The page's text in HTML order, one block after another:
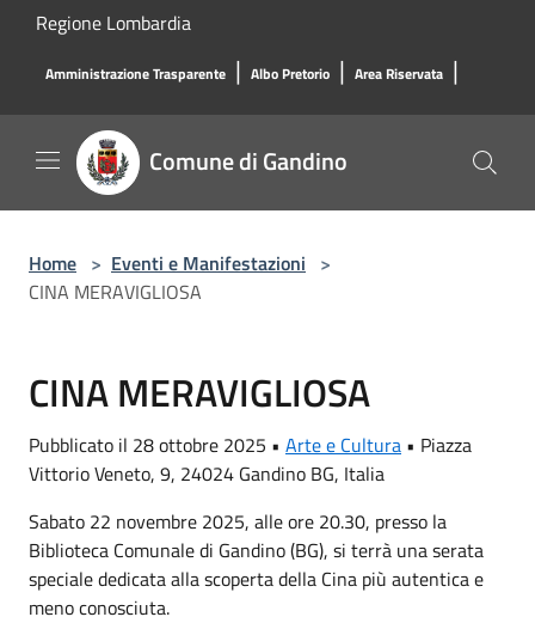
Salta al contenuto principale
Regione Lombardia
Amministrazione Trasparente | Albo Pretorio | Area Riservata |
Comune di Gandino
Home > Eventi e Manifestazioni >
CINA MERAVIGLIOSA
CINA MERAVIGLIOSA
Pubblicato il 28 ottobre 2025 • Arte e Cultura • Piazza
Vittorio Veneto, 9, 24024 Gandino BG, Italia
Sabato 22 novembre 2025, alle ore 20.30, presso la
Biblioteca Comunale di Gandino (BG), si terrà una serata
speciale dedicata alla scoperta della Cina più autentica e
meno conosciuta.